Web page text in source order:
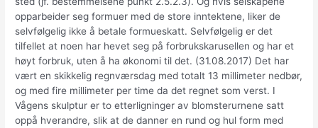
opparbeider seg formuer med de store inntektene, liker de
selvfølgelig ikke å betale formueskatt. Selvfølgelig er det
tilfellet at noen har hevet seg på forbrukskarusellen og har et
høyt forbruk, uten å ha økonomi til det. (31.08.2017) Det har
vært en skikkelig regnværsdag med totalt 13 millimeter nedbør,
og med fire millimeter per time da det regnet som verst. I
Vågens skulptur er to etterligninger av blomsterurnene satt
oppå hverandre, slik at de danner en rund og hul form med